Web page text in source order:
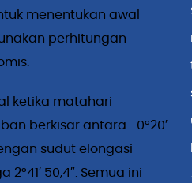
menentukan awal
perhitungan
ketika matahari
berkisar antara -0°20′
sudut elongasi
2°41′ 50,4″. Semua ini